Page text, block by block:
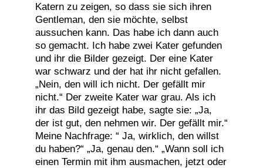
Katern zu zeigen, so dass sie sich ihren
Gentleman, den sie möchte, selbst
aussuchen kann. Das habe ich dann auch
so gemacht. Ich habe zwei Kater gefunden
und ihr die Bilder gezeigt. Der eine Kater
war schwarz und der hat ihr nicht gefallen.
„Nein, den will ich nicht. Der gefällt mir
nicht.“ Der zweite Kater war grau. Als ich
ihr das Bild gezeigt habe, sagte sie: „Ja,
der ist gut, den nehmen wir. Der gefällt mir.“
Meine Nachfrage: “ Ja, wirklich, den willst
du haben?“ „Ja, genau den.“ „Wann soll ich
einen Termin mit ihm ausmachen, jetzt oder